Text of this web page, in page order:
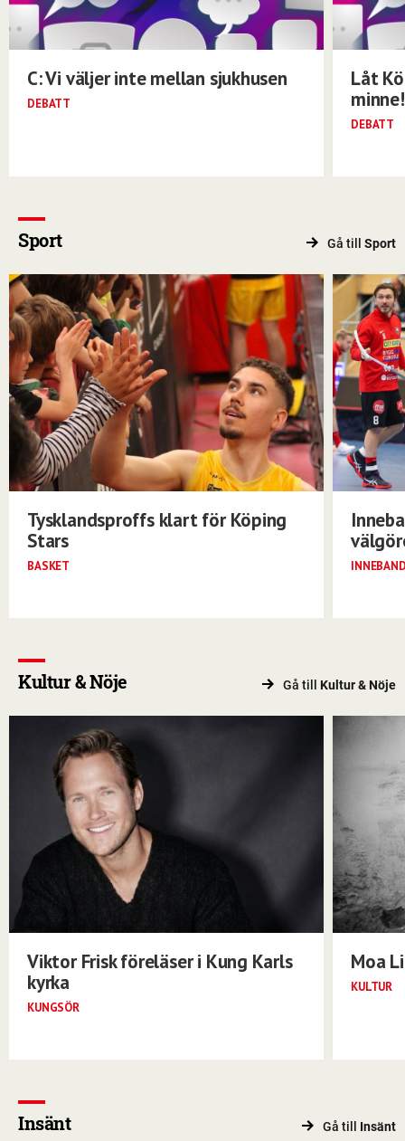
C: Vi väljer inte mellan sjukhusen
DEBATT
Låt
minne!
DEBATT
Sport Gå till Sport
Tysklandsproffs klart för Köping
Stars
BASKET
Kultur & Nöje Gå till Kultur & Nöje
Viktor Frisk föreläser i Kung Karls
kyrka
KUNGSÖR
Moa
KULTUR
Insänt Gå till Insänt